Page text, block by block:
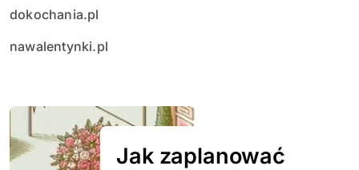
dokochania.pl
nawalentynki.pl
Jak zaplanować